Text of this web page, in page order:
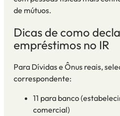
de mútuos.
Dicas de como
empréstimos no IR
Para Dívidas e Ônus reais,
correspondente:
11 para banco
comercial)